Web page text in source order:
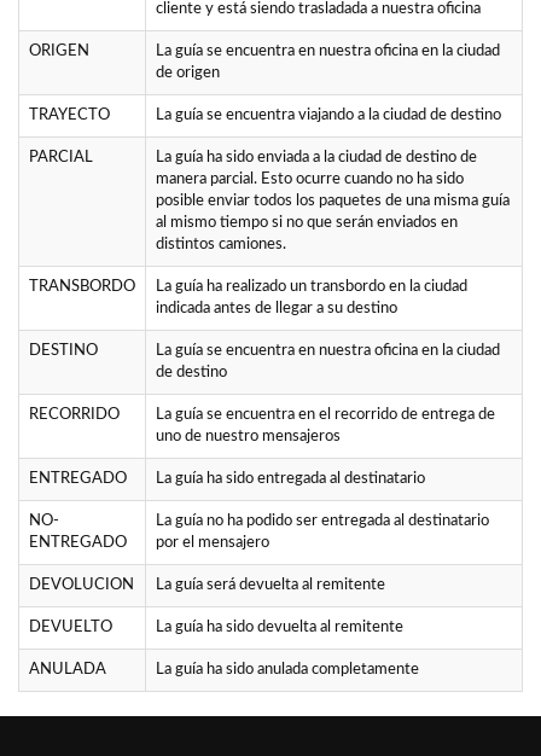
cliente y está siendo trasladada a nuestra oficina
ORIGEN
La guía se encuentra en nuestra oficina en la ciudad
de origen
TRAYECTO La guía se encuentra viajando a la ciudad de destino
PARCIAL
La guía ha sido enviada a la ciudad de destino de
manera parcial. Esto ocurre cuando no ha sido
posible enviar todos los paquetes de una misma guía
al mismo tiempo si no que serán enviados en
distintos camiones.
TRANSBORDO
La guía ha realizado un transbordo en la ciudad
indicada antes de llegar a su destino
DESTINO
La guía se encuentra en nuestra oficina en la ciudad
de destino
RECORRIDO
La guía se encuentra en el recorrido de entrega de
uno de nuestro mensajeros
ENTREGADO La guía ha sido entregada al destinatario
NO-
ENTREGADO
La guía no ha podido ser entregada al destinatario
por el mensajero
DEVOLUCION La guía será devuelta al remitente
DEVUELTO La guía ha sido devuelta al remitente
ANULADA La guía ha sido anulada completamente